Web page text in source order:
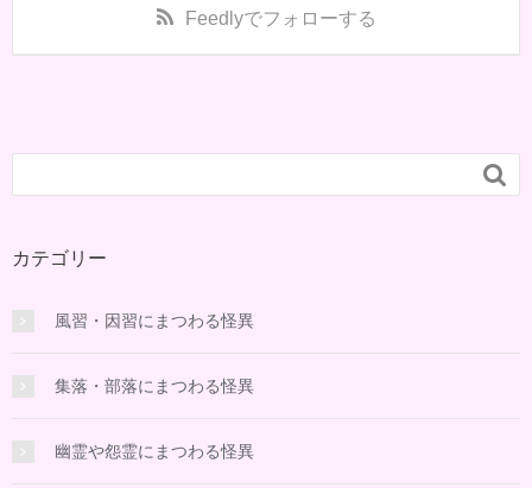
Feedlyでフォローする

カテゴリー
風習・因習にまつわる怪異
集落・部落にまつわる怪異
幽霊や怨霊にまつわる怪異